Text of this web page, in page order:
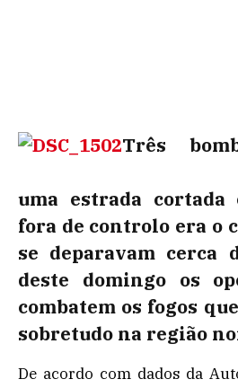
Três
uma estrada
fora de controlo era o
se deparavam cerca
deste domingo os
combatem os fogos
sobretudo na região
De acordo com dados da